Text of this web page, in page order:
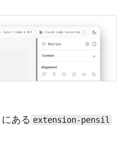
にある extension-pensil